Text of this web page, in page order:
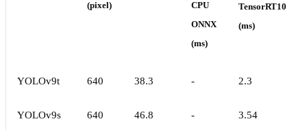
(pixel)
CPU
ONNX
(ms)
TensorRT10
(ms)
YOLOv9t 640 38.3 - 2.3
YOLOv9s 640 46.8 - 3.54